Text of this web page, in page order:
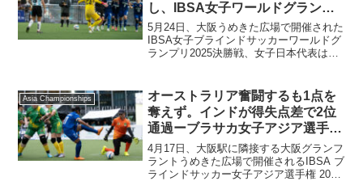
し、IBSA女子ワールドグランプ
リ初代チャンピオン！
5月24日、大阪うめきた広場で開催された
IBSA女子ブラインドサッカーワールドグ
ランプリ2025決勝戦、女子日本代表はア
アルゼンチン 0-0（PK0-1） 日本2...
Asia Championships
オーストラリア奮闘するも1点を
奪えず。インドが得失点差で2位
通過ーブラサカ女子アジア選手権
3日目ー
4月17日、大阪駅に隣接する大阪グランフ
ラントうめきた広場で開催されるIBSA ブ
ラインドサッカー女子アジア選手権 2026